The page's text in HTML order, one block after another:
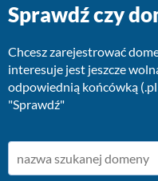
Sprawdź czy
Chcesz zarejestrować
interesuje jest jeszcze
odpowiednią końcówką
"Sprawdź"